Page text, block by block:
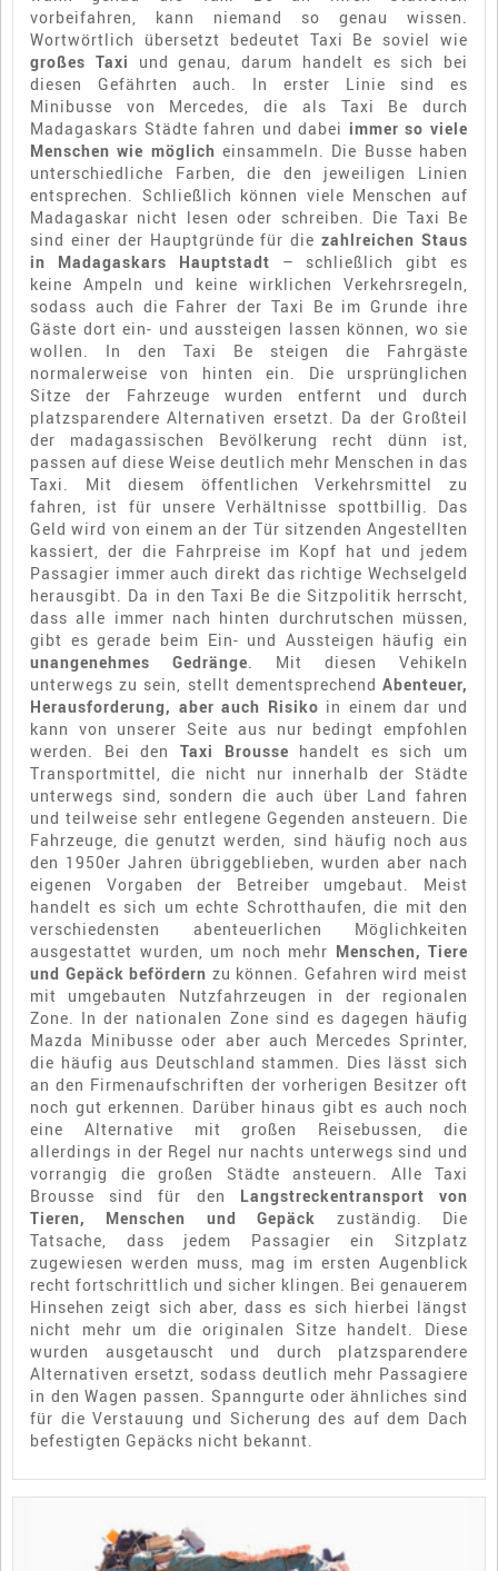
vorbeifahren, kann niemand so genau wissen.
Wortwörtlich übersetzt bedeutet Taxi Be soviel wie
großes Taxi und genau, darum handelt es sich bei
diesen Gefährten auch. In erster Linie sind es
Minibusse von Mercedes, die als Taxi Be durch
Madagaskars Städte fahren und dabei immer so viele
Menschen wie möglich einsammeln. Die Busse haben
unterschiedliche Farben, die den jeweiligen Linien
entsprechen. Schließlich können viele Menschen auf
Madagaskar nicht lesen oder schreiben. Die Taxi Be
sind einer der Hauptgründe für diezahlreichen Staus
in Madagaskars Hauptstadt – schließlich gibt es
keine Ampeln und keine wirklichen Verkehrsregeln,
sodass auch die Fahrer der Taxi Be im Grunde ihre
Gäste dort ein- und aussteigen lassen können, wo sie
wollen. In den Taxi Be steigen die Fahrgäste
normalerweise von hinten ein. Die ursprünglichen
Sitze der Fahrzeuge wurden entfernt und durch
platzsparendere Alternativen ersetzt. Da der Großteil
der madagassischen Bevölkerung recht dünn ist,
passen auf diese Weise deutlich mehr Menschen in das
Taxi. Mit diesem öffentlichen Verkehrsmittel zu
fahren, ist für unsere Verhältnisse spottbillig. Das
Geld wird von einem an der Tür sitzenden Angestellten
kassiert, der die Fahrpreise im Kopf hat und jedem
Passagier immer auch direkt das richtige Wechselgeld
herausgibt. Da in den Taxi Be die Sitzpolitik herrscht,
dass alle immer nach hinten durchrutschen müssen,
gibt es gerade beim Ein- und Aussteigen häufig ein
unangenehmes Gedränge . Mit diesen Vehikeln
unterwegs zu sein, stellt dementsprechend Abenteuer,
Herausforderung, aber auch Risiko in einem dar und
kann von unserer Seite aus nur bedingt empfohlen
werden. Bei den Taxi Brousse handelt es sich um
Transportmittel, die nicht nur innerhalb der Städte
unterwegs sind, sondern die auch über Land fahren
und teilweise sehr entlegene Gegenden ansteuern. Die
Fahrzeuge, die genutzt werden, sind häufig noch aus
den 1950er Jahren übriggeblieben, wurden aber nach
eigenen Vorgaben der Betreiber umgebaut. Meist
handelt es sich um echte Schrotthaufen, die mit den
verschiedensten abenteuerlichen Möglichkeiten
ausgestattet wurden, um noch mehr Menschen, Tiere
und Gepäck befördern zu können. Gefahren wird meist
mit umgebauten Nutzfahrzeugen in der regionalen
Zone. In der nationalen Zone sind es dagegen häufig
Mazda Minibusse oder aber auch Mercedes Sprinter,
die häufig aus Deutschland stammen. Dies lässt sich
an den Firmenaufschriften der vorherigen Besitzer oft
noch gut erkennen. Darüber hinaus gibt es auch noch
eine Alternative mit großen Reisebussen, die
allerdings in der Regel nur nachts unterwegs sind und
vorrangig die großen Städte ansteuern. Alle Taxi
Brousse sind für den Langstreckentransport von
Tieren, Menschen und Gepäck
zuständig. Die
Tatsache, dass jedem Passagier ein Sitzplatz
zugewiesen werden muss, mag im ersten Augenblick
recht fortschrittlich und sicher klingen. Bei genauerem
Hinsehen zeigt sich aber, dass es sich hierbei längst
nicht mehr um die originalen Sitze handelt. Diese
wurden ausgetauscht und durch platzsparendere
Alternativen ersetzt, sodass deutlich mehr Passagiere
in den Wagen passen. Spanngurte oder ähnliches sind
für die Verstauung und Sicherung des auf dem Dach
befestigten Gepäcks nicht bekannt.